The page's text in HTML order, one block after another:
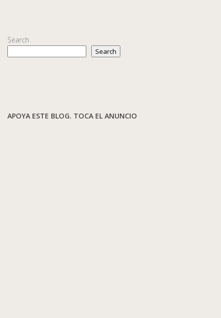
Search
Search
APOYA ESTE BLOG. TOCA EL ANUNCIO